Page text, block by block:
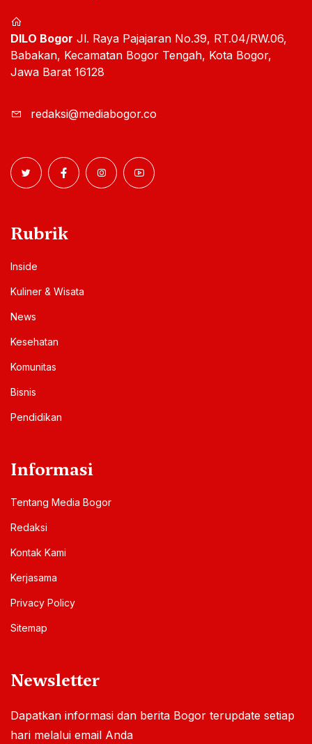
DILO Bogor Jl. Raya Pajajaran No.39, RT.04/RW.06,
Babakan, Kecamatan Bogor Tengah, Kota Bogor,
Jawa Barat 16128
redaksi@mediabogor.co
Rubrik
Inside
Kuliner & Wisata
News
Kesehatan
Komunitas
Bisnis
Pendidikan
Informasi
Tentang Media Bogor
Redaksi
Kontak Kami
Kerjasama
Privacy Policy
Sitemap
Newsletter
Dapatkan informasi dan berita Bogor terupdate setiap
hari melalui email Anda